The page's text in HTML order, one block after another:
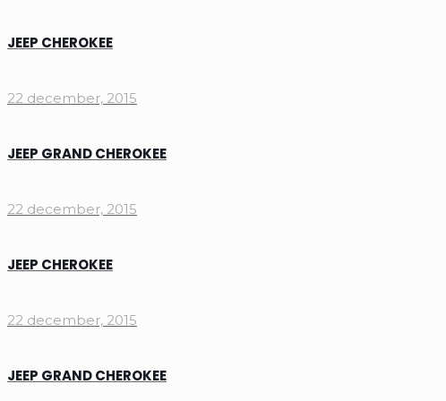
JEEP CHEROKEE
22 december, 2015
JEEP GRAND CHEROKEE
22 december, 2015
JEEP CHEROKEE
22 december, 2015
JEEP GRAND CHEROKEE